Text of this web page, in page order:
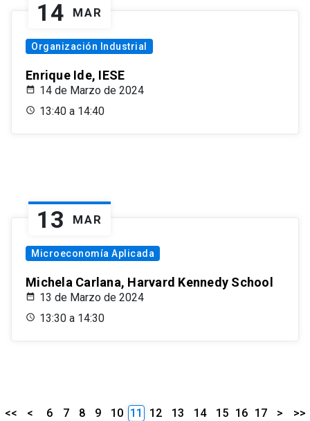
14 MAR
Organización Industrial
Enrique Ide, IESE
14 de Marzo de 2024
13:40 a 14:40
13 MAR
Microeconomía Aplicada
Michela Carlana, Harvard Kennedy School
13 de Marzo de 2024
13:30 a 14:30
<< < 6 7 8 9 10 11 12 13 14 15 16 17 > >>